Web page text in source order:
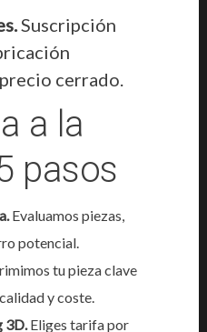
Suscripción
cerrado.
a la
pasos
Evaluamos piezas,
potencial.
tu pieza clave
y coste.
3D.Eliges tarifa por